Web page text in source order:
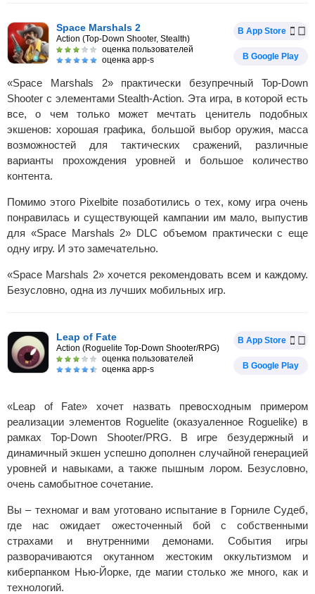
Space Marshals 2
Action (Top-Down Shooter, Stealth)
оценка пользователей
оценка app-s
В App Store
В Google Play
«Space Marshals 2» практически безупречный Top-Down
Shooter с элементами Stealth-Action. Эта игра, в которой есть
все, о чем только может мечтать ценитель подобных
экшенов: хорошая графика, большой выбор оружия, масса
возможностей для тактических сражений, различные
варианты прохождения уровней и большое количество
контента.
Помимо этого Pixelbite позаботились о тех, кому игра очень
понравилась и существующей кампании им мало, выпустив
для «Space Marshals 2» DLC объемом практически с еще
одну игру. И это замечательно.
«Space Marshals 2» хочется рекомендовать всем и каждому.
Безусловно, одна из лучших мобильных игр.
Leap of Fate
Action (Roguelite Top-Down Shooter/RPG)
оценка пользователей
оценка app-s
В App Store
В Google Play
«Leap of Fate» хочет назвать превосходным примером
реализации элементов Roguelite (оказуаленное Roguelike) в
рамках Top-Down Shooter/PRG. В игре безудержный и
динамичный экшен успешно дополнен случайной генерацией
уровней и навыками, а также пышным лором. Безусловно,
очень самобытное сочетание.
Вы – техномаг и вам уготовано испытание в Горниле Судеб,
где нас ожидает ожесточенный бой с собственными
страхами и внутренними демонами. События игры
разворачиваются окутанном жестоким оккультизмом и
киберпанком Нью-Йорке, где магии столько же много, как и
технологий.